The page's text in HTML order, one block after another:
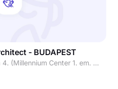
- BUDAPEST
1052 Budapest Piarista utca 4. (Millennium Center 1. em. Millennium Beauty szalon)